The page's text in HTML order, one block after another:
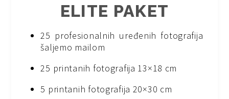
ELITE PAKET
25 profesionalnih uređenih fotografija
šaljemo mailom
25 printanih fotografija 13×18 cm
5 printanih fotografija 20×30 cm